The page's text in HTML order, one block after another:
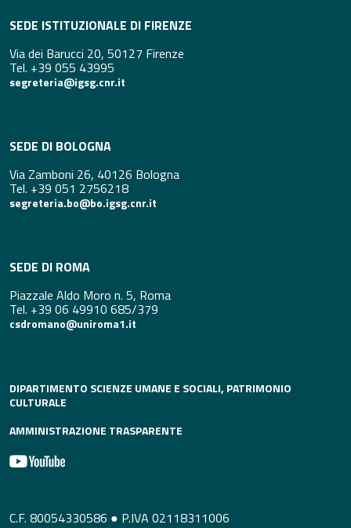
SEDE ISTITUZIONALE DI FIRENZE
Via dei Barucci 20, 50127 Firenze
Tel. +39 055 43995
segreteria@igsg.cnr.it
SEDE DI BOLOGNA
Via Zamboni 26, 40126 Bologna
Tel. +39 051 2756218
segreteria.bo@bo.igsg.cnr.it
SEDE DI ROMA
Piazzale Aldo Moro n. 5, Roma
Tel. +39 06 49910 685/379
csdromano@uniroma1.it
DIPARTIMENTO SCIENZE UMANE E SOCIALI, PATRIMONIO
CULTURALE
AMMINISTRAZIONE TRASPARENTE
C.F. 80054330586 ● P.IVA 02118311006